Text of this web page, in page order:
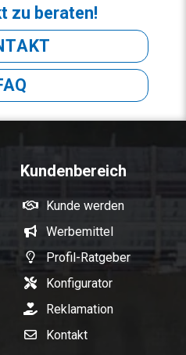
zu beraten!
Kundenbereich
Kunde werden
Werbemittel
Profil-Ratgeber
Konfigurator
Reklamation
Kontakt